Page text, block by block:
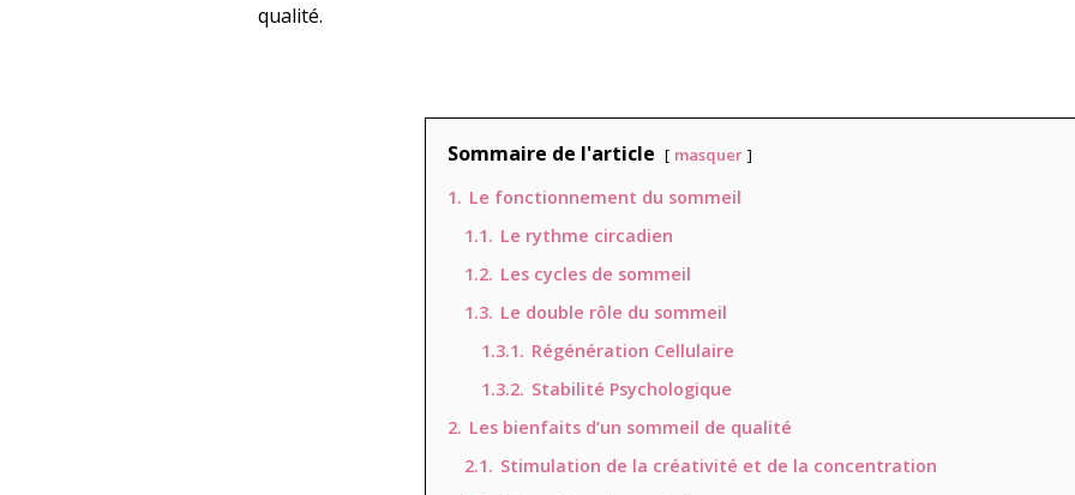
qualité.
Sommaire de l'article masquer
1. Le fonctionnement du sommeil
1.1. Le rythme circadien
1.2. Les cycles de sommeil
1.3. Le double rôle du sommeil
1.3.1. Régénération Cellulaire
1.3.2. Stabilité Psychologique
2. Les bienfaits d’un sommeil de qualité
2.1. Stimulation de la créativité et de la concentration